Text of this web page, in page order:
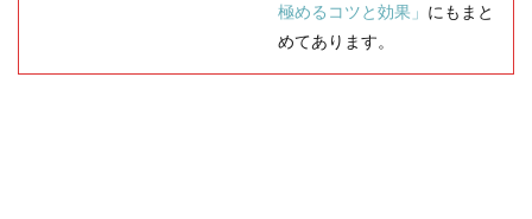
極めるコツと効果」 にもまと
めてあります。